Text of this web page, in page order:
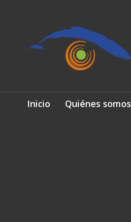
Inicio Quiénes somos